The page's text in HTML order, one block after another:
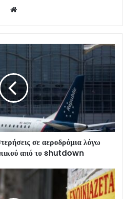
σε αεροδρόμια λόγω
από το shutdown